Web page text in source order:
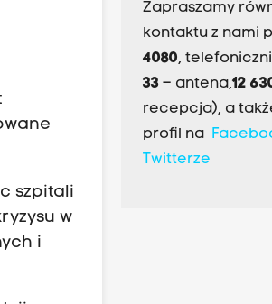
szpitali
w
i
Zapraszamy
kontaktu z nami
4080,
33– antena,12
recepcja), a
profil na
Twitterze